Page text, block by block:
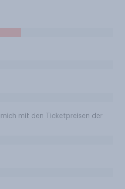
mit den Ticketpreisen der